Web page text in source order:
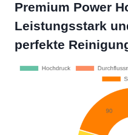
Premium Power
Leistungsstark
perfekte